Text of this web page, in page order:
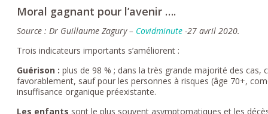
Moral gagnant pour l’avenir ….
Source : Dr Guillaume Zagury – Covidminute -27 avril 2020.
Trois indicateurs importants s’améliorent :
Guérison : plus de 98 % ; dans la très grande majorité des cas,
favorablement, sauf pour les personnes à risques (âge 70+,
insuffisance organique préexistante.
Les enfants sont le plus souvent asymptomatiques et les